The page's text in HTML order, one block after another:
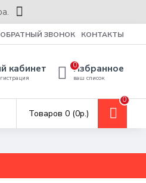
ЗВОНОК КОНТАКТЫ
кабинет Избранное
ваш список
0
Товаров 0 (0р.)
0